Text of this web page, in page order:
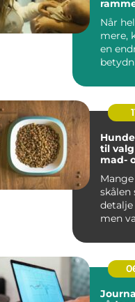
Når
mere,
en
be...
til
mad-
skålen
detalje
men